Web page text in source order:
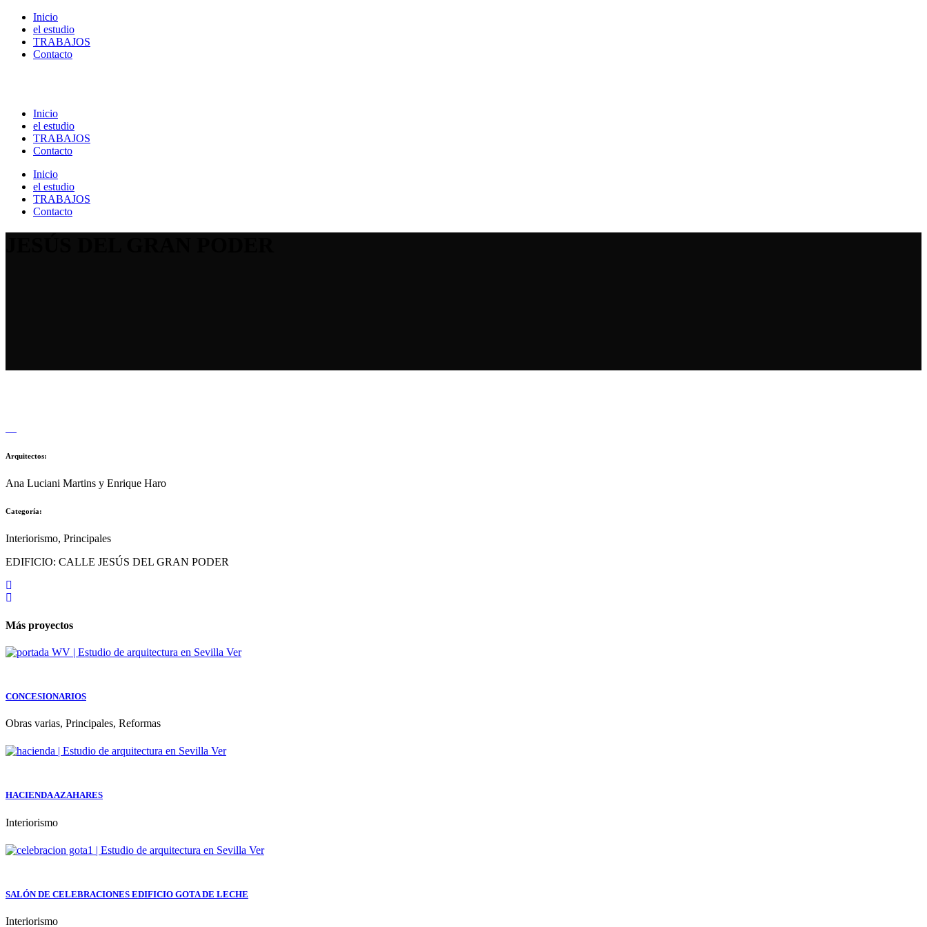
Inicio
el estudio
TRABAJOS
Contacto
Inicio
el estudio
TRABAJOS
Contacto
Inicio
el estudio
TRABAJOS
Contacto
Arquitectos:
Ana Luciani Martins y Enrique Haro
Categoría:
Interiorismo, Principales
EDIFICIO: CALLE JESÚS DEL GRAN PODER
Más proyectos
Ver
CONCESIONARIOS
Obras varias, Principales, Reformas
Ver
HACIENDA AZAHARES
Interiorismo
Ver
SALÓN DE CELEBRACIONES EDIFICIO GOTA DE LECHE
Interiorismo